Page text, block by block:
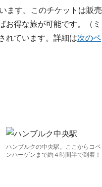
ます。このチケットは販売
お得な旅が可能です。（ミ
れています。詳細は次のペ
ハンブルクの中央駅。ここからコペ
ンハーゲンまで約４時間半で到着！